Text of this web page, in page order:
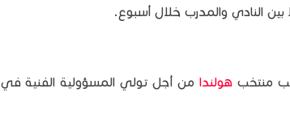
بين النادي والمدرب خلال أسبوع.
منتخبهولندا من أجل تولي المسؤولية الفنية في